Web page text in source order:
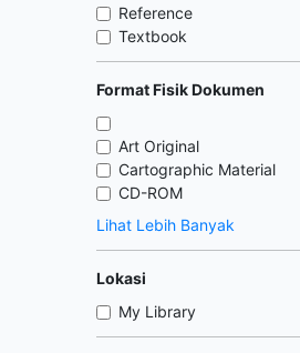
Reference
Textbook
Format Fisik Dokumen
Art Original
Cartographic Material
CD-ROM
Lihat Lebih Banyak
Lokasi
My Library